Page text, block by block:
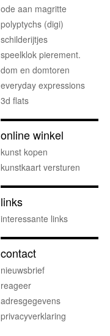
ode aan magritte
polyptychs (digi)
schilderijtjes
speelklok pierement.
dom en domtoren
everyday expressions
3d flats
online winkel
kunst kopen
kunstkaart versturen
links
interessante links
contact
nieuwsbrief
reageer
adresgegevens
privacyverklaring